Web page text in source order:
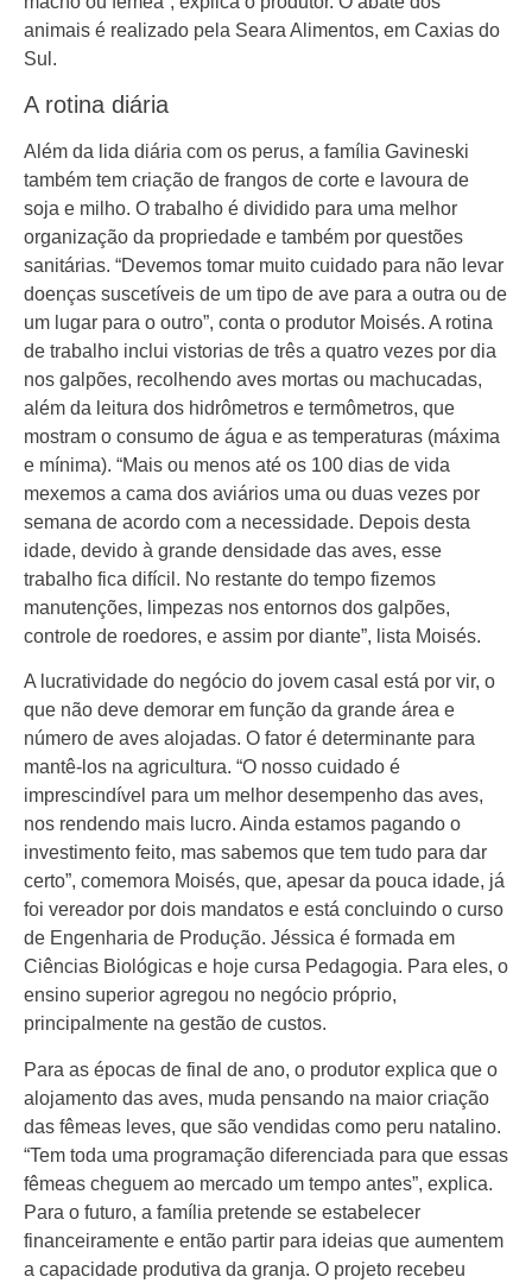
animais é realizado pela Seara Alimentos, em Caxias do
Sul.
A rotina diária
Além da lida diária com os perus, a família Gavineski
também tem criação de frangos de corte e lavoura de
soja e milho. O trabalho é dividido para uma melhor
organização da propriedade e também por questões
sanitárias. “Devemos tomar muito cuidado para não levar
doenças suscetíveis de um tipo de ave para a outra ou de
um lugar para o outro”, conta o produtor Moisés. A rotina
de trabalho inclui vistorias de três a quatro vezes por dia
nos galpões, recolhendo aves mortas ou machucadas,
além da leitura dos hidrômetros e termômetros, que
mostram o consumo de água e as temperaturas (máxima
e mínima). “Mais ou menos até os 100 dias de vida
mexemos a cama dos aviários uma ou duas vezes por
semana de acordo com a necessidade. Depois desta
idade, devido à grande densidade das aves, esse
trabalho fica difícil. No restante do tempo fizemos
manutenções, limpezas nos entornos dos galpões,
controle de roedores, e assim por diante”, lista Moisés.
A lucratividade do negócio do jovem casal está por vir, o
que não deve demorar em função da grande área e
número de aves alojadas. O fator é determinante para
mantê-los na agricultura. “O nosso cuidado é
imprescindível para um melhor desempenho das aves,
nos rendendo mais lucro. Ainda estamos pagando o
investimento feito, mas sabemos que tem tudo para dar
certo”, comemora Moisés, que, apesar da pouca idade, já
foi vereador por dois mandatos e está concluindo o curso
de Engenharia de Produção. Jéssica é formada em
Ciências Biológicas e hoje cursa Pedagogia. Para eles, o
ensino superior agregou no negócio próprio,
principalmente na gestão de custos.
Para as épocas de final de ano, o produtor explica que o
alojamento das aves, muda pensando na maior criação
das fêmeas leves, que são vendidas como peru natalino.
“Tem toda uma programação diferenciada para que essas
fêmeas cheguem ao mercado um tempo antes”, explica.
Para o futuro, a família pretende se estabelecer
financeiramente e então partir para ideias que aumentem
a capacidade produtiva da granja. O projeto recebeu